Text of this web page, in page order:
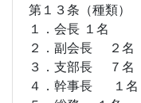
第１３条（種類）
１．会長 １名
２．副会長 ２名
３．支部長 ７名
４．幹事長 １名